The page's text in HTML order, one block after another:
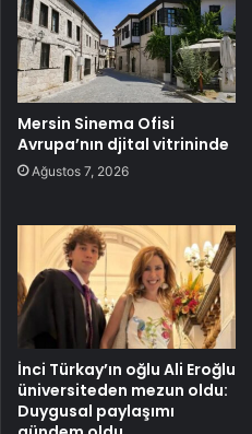
Mersin Sinema Ofisi
Avrupa’nın djital vitrininde
Ağustos 7, 2026
İnci Türkay’ın oğlu Ali Eroğlu
üniversiteden mezun oldu:
Duygusal paylaşımı